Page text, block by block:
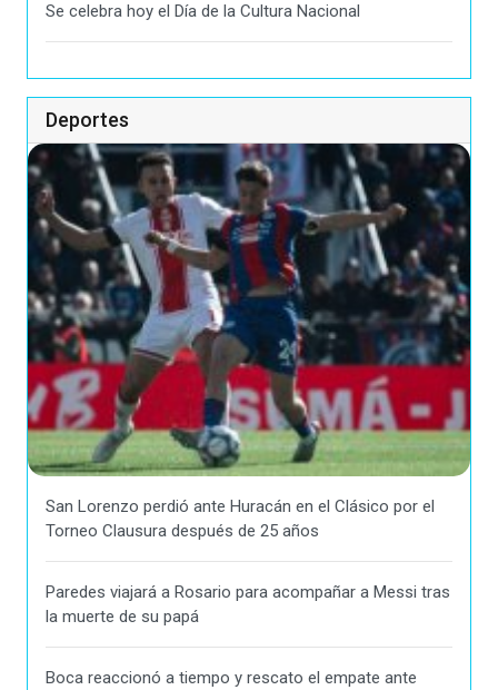
Se celebra hoy el Día de la Cultura Nacional
Deportes
San Lorenzo perdió ante Huracán en el Clásico por el
Torneo Clausura después de 25 años
Paredes viajará a Rosario para acompañar a Messi tras
la muerte de su papá
Boca reaccionó a tiempo y rescato el empate ante